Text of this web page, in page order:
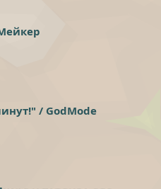
/ GodMode